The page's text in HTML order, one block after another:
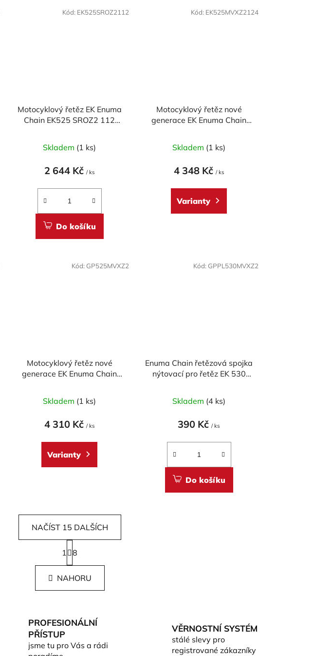
Motocyklový řetěz EK Enuma
Chain EK525 SROZ2 112
Skladem (1 ks)
2 644 Kč / ks
Do košíku
Kód: EK525SROZ2112
Motocyklový řetěz nové
generace EK Enuma Chain
Skladem (1 ks)
4 348 Kč / ks
Varianty
Kód: EK525MVXZ2124
Motocyklový řetěz nové
generace EK Enuma Chain
Skladem (1 ks)
4 310 Kč / ks
Varianty
Kód: GP525MVXZ2
Enuma Chain řetězová spojka
nýtovací pro řetěz EK 530
Skladem (4 ks)
390 Kč/ ks
Do košíku
Kód: GPPL530MVXZ2
O
v
l
á
c
p
NAČÍST 15 DALŠÍCH
S
t
r
n
k
á
n
1 8
NAHORU
PROFESIONÁLNÍ
PŘÍSTUP
jsme tu pro Vás a rádi
VĚRNOSTNÍ SYSTÉM
stálé slevy pro
registrované zákazníky